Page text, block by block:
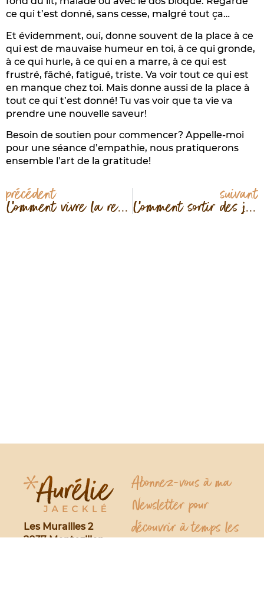
ce qui t’est donné, sans cesse, malgré tout ça…
Et évidemment, oui, donne souvent de la place à ce
qui est de mauvaise humeur en toi, à ce qui gronde,
à ce qui hurle, à ce qui en a marre, à ce qui est
frustré, fâché, fatigué, triste. Va voir tout ce qui est
en manque chez toi. Mais donne aussi de la place à
tout ce qui t’est donné! Tu vas voir que ta vie va
prendre une nouvelle saveur!
Besoin de soutien pour commencer? Appelle-moi
pour une séance d’empathie, nous pratiquerons
ensemble l’art de la gratitude!
précédent
Comment vivre la reconnaissance avec la Communication NonViolente
suivant
Comment sortir des jugements sur les autres
Les Murailles 2
2037 Montezillon
Abonnez-vous à ma
Newsletter pour
découvrir à temps les